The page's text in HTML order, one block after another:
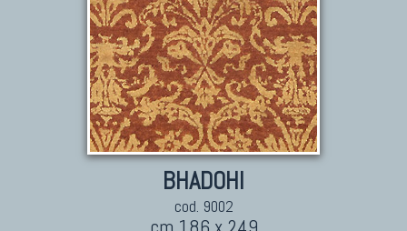
BHADOHI
cod. 9002